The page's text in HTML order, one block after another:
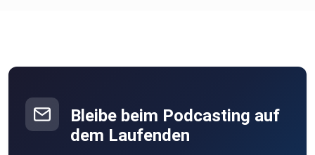
Hamburg
Wacka
Weissach
Bleibe beim Podcasting auf
dem Laufenden